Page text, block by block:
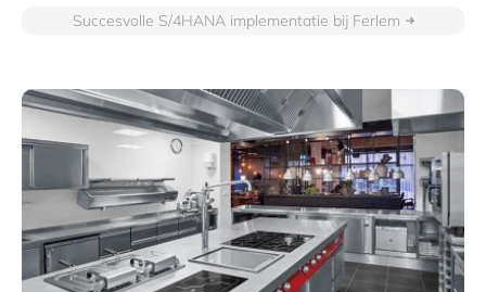
Succesvolle S/4HANA implementatie bij Ferlem